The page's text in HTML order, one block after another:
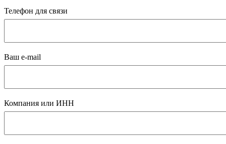
Телефон для связи
Ваш e-mail
Компания или ИНН